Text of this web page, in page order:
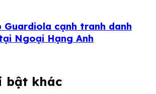
cạnh tranh danh
Ngoại Hạng Anh
bật khác